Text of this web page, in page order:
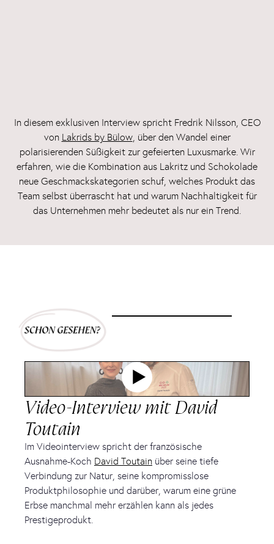
In diesem exklusiven Interview spricht Fredrik Nilsson, CEO
von Lakrids by Bülow, über den Wandel einer
polarisierenden Süßigkeit zur gefeierten Luxusmarke. Wir
erfahren, wie die Kombination aus Lakritz und Schokolade
neue Geschmackskategorien schuf, welches Produkt das
Team selbst überrascht hat und warum Nachhaltigkeit für
das Unternehmen mehr bedeutet als nur ein Trend.
Video-Interview mit David
Toutain
Im Videointerview spricht der französische
Ausnahme-Koch David Toutain über seine tiefe
Verbindung zur Natur, seine kompromisslose
Produktphilosophie und darüber, warum eine grüne
Erbse manchmal mehr erzählen kann als jedes
Prestigeprodukt.